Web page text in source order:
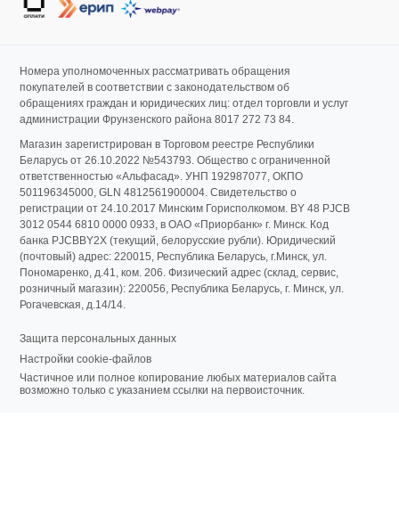
Номера уполномоченных рассматривать обращения
покупателей в соответствии с законодательством об
обращениях граждан и юридических лиц: отдел торговли и услуг
администрации Фрунзенского района 8017 272 73 84.
Магазин зарегистрирован в Торговом реестре Республики
Беларусь от 26.10.2022 №543793. Общество с ограниченной
ответственностью «Альфасад». УНП 192987077, ОКПО
501196345000, GLN 4812561900004. Свидетельство о
регистрации от 24.10.2017 Минским Горисполкомом. BY 48 PJCB
3012 0544 6810 0000 0933, в ОАО «Приорбанк» г. Минск. Код
банка PJCBBY2X (текущий, белорусские рубли). Юридический
(почтовый) адрес: 220015, Республика Беларусь, г.Минск, ул.
Пономаренко, д.41, ком. 206. Физический адрес (склад, сервис,
розничный магазин): 220056, Республика Беларусь, г. Минск, ул.
Рогачевская, д.14/14.
Защита персональных данных
Настройки cookie-файлов
Частичное или полное копирование любых материалов сайта
возможно только с указанием ссылки на первоисточник.